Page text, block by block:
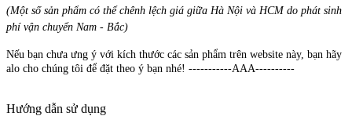
(Một số sản phẩm có thể chênh lệch giá giữa Hà Nội và HCM do phát sinh
phí vận chuyển Nam - Bắc)
Nếu bạn chưa ưng ý với kích thước các sản phẩm trên website này, bạn hãy
alo cho chúng tôi để đặt theo ý bạn nhé! -----------AAA----------
Hướng dẫn sử dụng